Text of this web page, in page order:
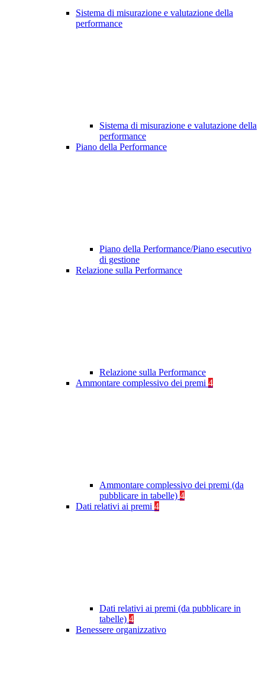
Sistema di misurazione e valutazione della
performance
Sistema di misurazione e valutazione della
performance
Piano della Performance
Piano della Performance/Piano esecutivo
di gestione
Relazione sulla Performance
Relazione sulla Performance
Ammontare complessivo dei premi 4
Ammontare complessivo dei premi (da
pubblicare in tabelle) 4
Dati relativi ai premi 4
Dati relativi ai premi (da pubblicare in
tabelle) 4
Benessere organizzativo